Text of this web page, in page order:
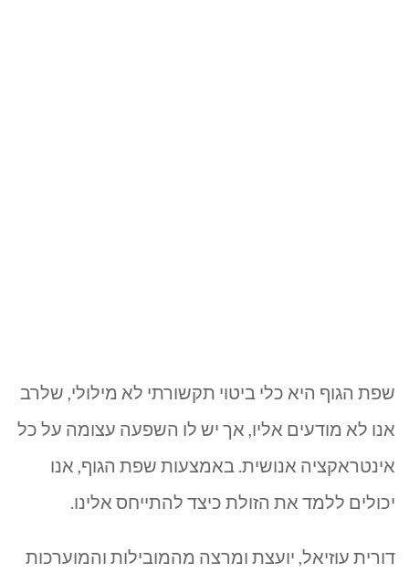
שפת הגוף היא כלי ביטוי תקשורתי לא מילולי, שלרב
אנו לא מודעים אליו, אך יש לו השפעה עצומה על כל
אינטראקציה אנושית. באמצעות שפת הגוף, אנו
יכולים ללמד את הזולת כיצד להתייחס אלינו.
דורית עוזיאל, יועצת ומרצה מהמובילות והמוערכות